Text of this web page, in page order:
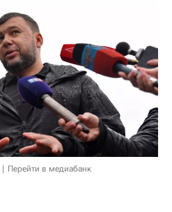
Перейти в медиабанк